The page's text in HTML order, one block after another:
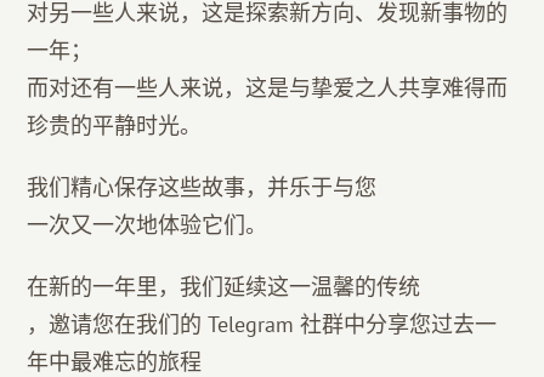
对另一些人来说，这是探索新方向、发现新事物的
一年；
而对还有一些人来说，这是与挚爱之人共享难得而
珍贵的平静时光。
我们精心保存这些故事，并乐于与您
一次又一次地体验它们。
在新的一年里，我们延续这一温馨的传统
，邀请您在我们的 Telegram 社群中分享您过去一
年中最难忘的旅程